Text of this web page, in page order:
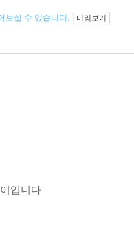
보실 수 있습니다. 미리보기
입니다